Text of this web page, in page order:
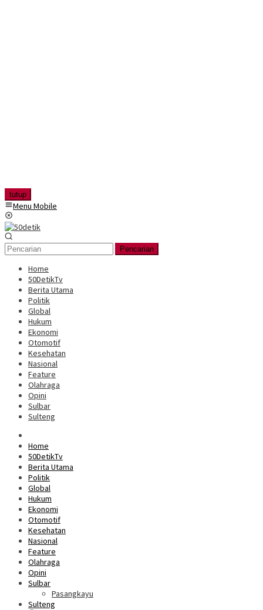
tutup
Menu Mobile
Pencarian
Home
50DetikTv
Berita Utama
Politik
Global
Hukum
Ekonomi
Otomotif
Kesehatan
Nasional
Feature
Olahraga
Opini
Sulbar
Sulteng
Home
50DetikTv
Berita Utama
Politik
Global
Hukum
Ekonomi
Otomotif
Kesehatan
Nasional
Feature
Olahraga
Opini
Sulbar
Pasangkayu
Sulteng